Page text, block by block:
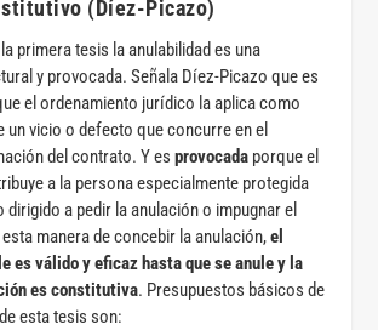
(Díez-Picazo)
primera tesis la anulabilidad es una
el ordenamiento jurídico la aplica como
un vicio o defecto que concurre en el
del contrato. Y esprovocada porque el
a la persona especialmente protegida
dirigido a pedir la anulación o impugnar el
manera de concebir la anulación,el
es válido y eficaz hasta que se anule y la
es constitutiva. Presupuestos básicos de
esta tesis son: